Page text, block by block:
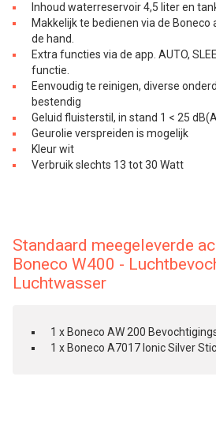
Inhoud waterreservoir 4,5 liter en
Makkelijk te bedienen via de Boneco
de hand.
Extra functies via de app. AUTO,
functie.
Eenvoudig te reinigen, diverse
bestendig
Geluid fluisterstil, in stand 1 < 25
Geurolie verspreiden is mogelijk
Kleur wit
Verbruik slechts 13 tot 30 Watt
Standaard meegeleverde
Boneco W400 -
Luchtwasser
1 x Boneco AW 200
1 x Boneco A7017 Ionic Silver